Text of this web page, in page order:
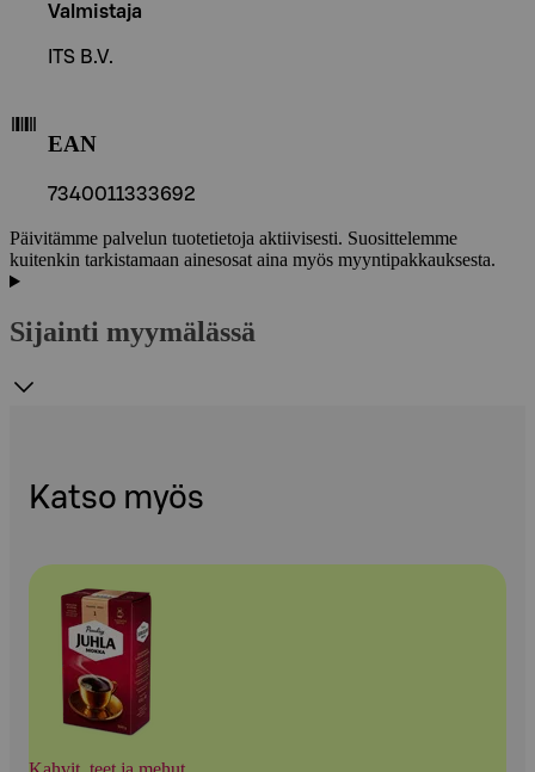
Valmistaja
ITS B.V.
EAN
7340011333692
Päivitämme palvelun tuotetietoja aktiivisesti. Suosittelemme
kuitenkin tarkistamaan ainesosat aina myös myyntipakkauksesta.
Sijainti myymälässä
Katso myös